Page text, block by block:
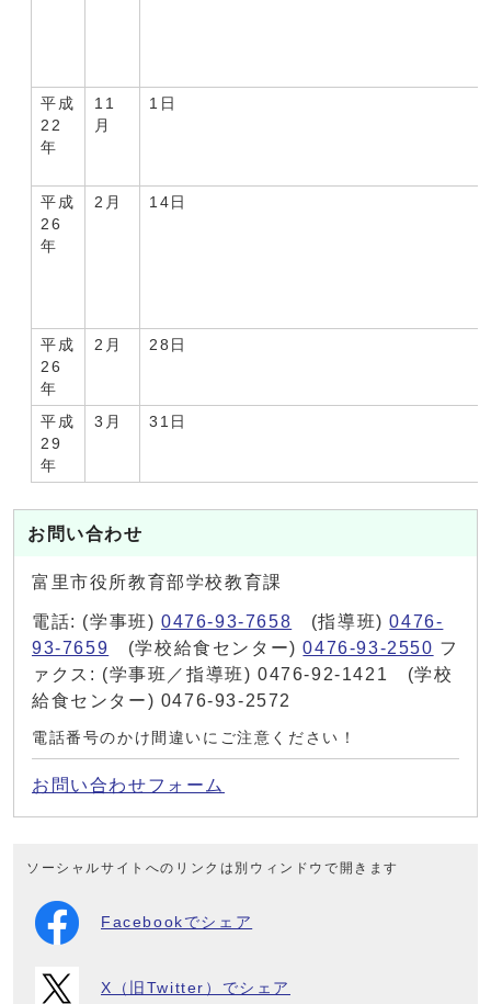
平成
22
年
11
月
1日
平成
26
年
2月 14日
平成
26
年
2月 28日
平成
29
年
3月 31日
お問い合わせ
富里市役所教育部学校教育課
電話: (学事班) 0476-93-7658 (指導班)0476-
93-7659 (学校給食センター)0476-93-2550 フ
ァクス: (学事班／指導班) 0476-92-1421 (学校
給食センター) 0476-93-2572
電話番号のかけ間違いにご注意ください！
お問い合わせフォーム
ソーシャルサイトへのリンクは別ウィンドウで開きます
Facebookでシェア
X（旧Twitter）でシェア